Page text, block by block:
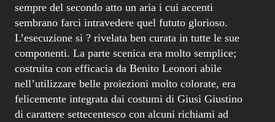
sempre del secondo atto un aria i cui accenti
sembrano farci intravedere quel fututo glorioso.
L’esecuzione si ? rivelata ben curata in tutte le sue
componenti. La parte scenica era molto semplice;
costruita con efficacia da Benito Leonori abile
nell’utilizzare belle proiezioni molto colorate, era
felicemente integrata dai costumi di Giusi Giustino
di carattere settecentesco con alcuni richiami ad